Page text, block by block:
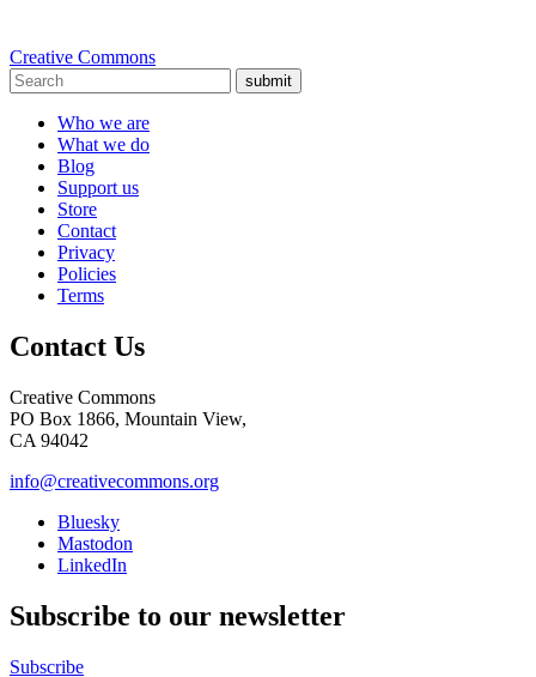
Creative Commons
submit
Who we are
What we do
Blog
Support us
Store
Contact
Privacy
Policies
Terms
Contact Us
Creative Commons
PO Box 1866, Mountain View,
CA 94042
info@creativecommons.org
Bluesky
Mastodon
LinkedIn
Subscribe to our newsletter
Subscribe